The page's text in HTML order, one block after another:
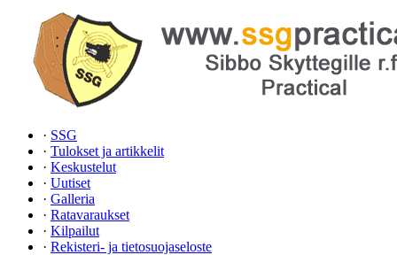
· SSG
· Tulokset ja artikkelit
· Keskustelut
· Uutiset
· Galleria
· Ratavaraukset
· Kilpailut
· Rekisteri- ja tietosuojaseloste